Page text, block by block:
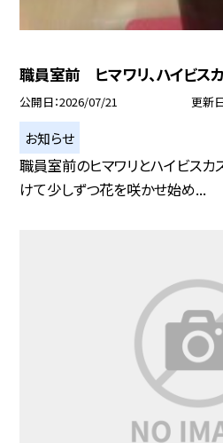
職員室前 ヒマワリ、ハイビス
公開日 2026/07/21 更新
お知らせ
職員室前のヒマワリとハイビスカ
けて少しずつ花を咲かせ始め...